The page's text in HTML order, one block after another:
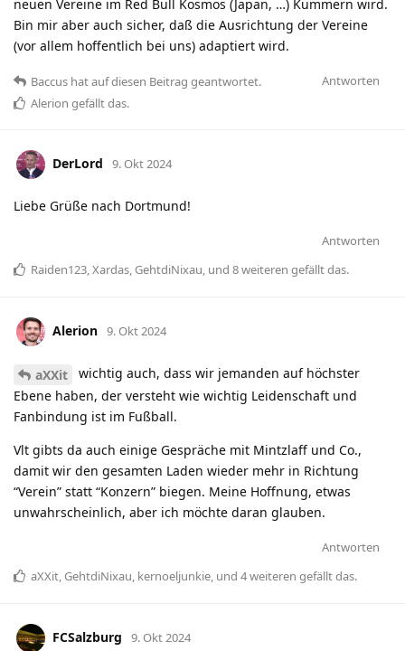
neuen Vereine im Red Bull Kosmos (Japan, …) Kümmern wird.
Bin mir aber auch sicher, daß die Ausrichtung der Vereine
(vor allem hoffentlich bei uns) adaptiert wird.
Antworten
Baccus hatauf diesen Beitrag geantwortet.
Alerion gefällt das.
DerLord 9. Okt 2024
Liebe Grüße nach Dortmund!
Antworten
Raiden123,Xardas, GehtdiNixau, und 8weiteren gefällt das.
Alerion 9. Okt 2024
aXXit
wichtig auch, dass wir jemanden auf höchster
Ebene haben, der versteht wie wichtig Leidenschaft und
Fanbindung ist im Fußball.
Vlt gibts da auch einige Gespräche mit Mintzlaff und Co.,
damit wir den gesamten Laden wieder mehr in Richtung
“Verein” statt “Konzern” biegen. Meine Hoffnung, etwas
unwahrscheinlich, aber ich möchte daran glauben.
Antworten
aXXit, GehtdiNixau, kernoeljunkie, und 4weiteren gefällt das.
FCSalzburg 9. Okt 2024